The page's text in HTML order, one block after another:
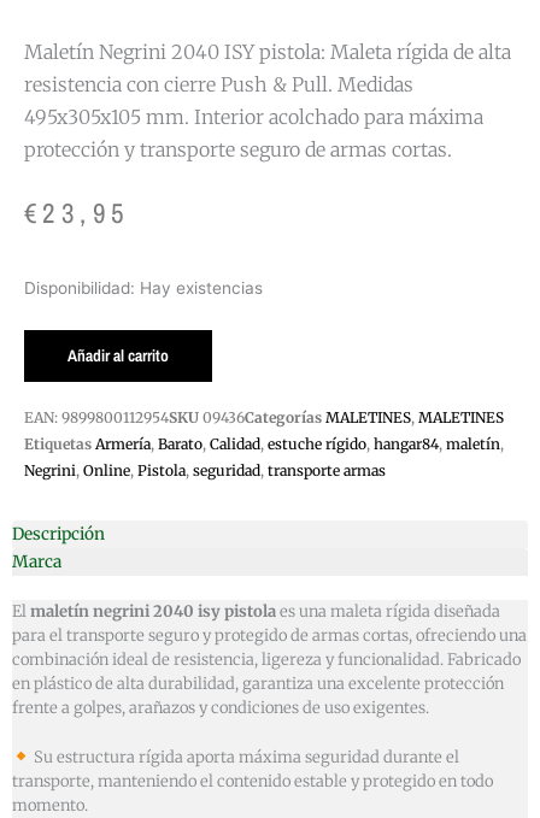
Maletín Negrini 2040 ISY pistola: Maleta rígida de alta
resistencia con cierre Push & Pull. Medidas
495x305x105 mm. Interior acolchado para máxima
protección y transporte seguro de armas cortas.
€23,95
Disponibilidad: Hay existencias
MALETIN
cantidad
Añadir al carrito
EAN: 9899800112954SKU 09436Categorías MALETINES, MALETINES
Etiquetas Armería, Barato, Calidad, estuche rígido, hangar84, maletín,
Negrini, Online, Pistola, seguridad, transporte armas
Descripción
Marca
Elmaletín negrini 2040 isy pistolaes una maleta rígida diseñada
para el transporte seguro y protegido de armas cortas, ofreciendo una
combinación ideal de resistencia, ligereza y funcionalidad. Fabricado
en plástico de alta durabilidad, garantiza una excelente protección
frente a golpes, arañazos y condiciones de uso exigentes.
Su estructura rígida aporta máxima seguridad durante el
transporte, manteniendo el contenido estable y protegido en todo
momento.